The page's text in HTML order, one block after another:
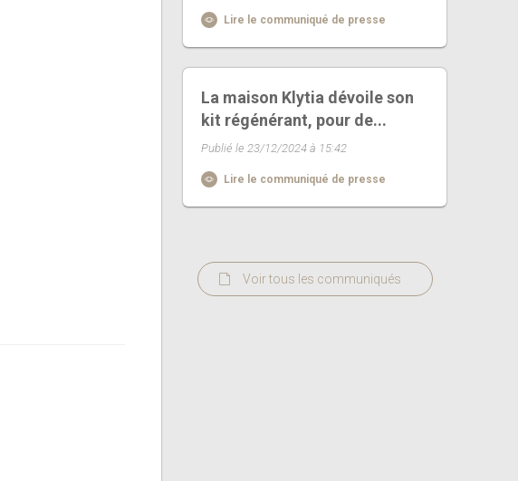
Lire le communiqué de presse
La maison Klytia dévoile son
kit régénérant, pour de...
Publié le 23/12/2024 à 15:42
Lire le communiqué de presse
Voir tous les communiqués